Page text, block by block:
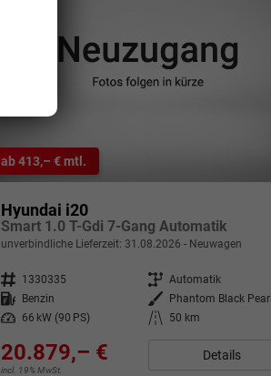
ab 413,– € mtl.
Hyundai i20
Smart 1.0 T-Gdi 7-Gang Automatik
unverbindliche Lieferzeit: 31.08.2026 Neuwagen
Fahrzeugnr. 1330335 Getriebe Automatik
Kraftstoff
Benzin Außenfarbe
Phantom Black Pearl
Leistung
66 kW (90 PS) Kilometerstand 50 km
20.879,– €
incl. 19% MwSt.
Details